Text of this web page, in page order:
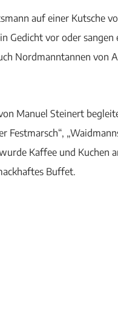
auf einer Kutsche
Gedicht vor oder
Nordmanntannen von
Manuel Steinert
Festmarsch“,
Kaffee und Kuchen
Buffet.